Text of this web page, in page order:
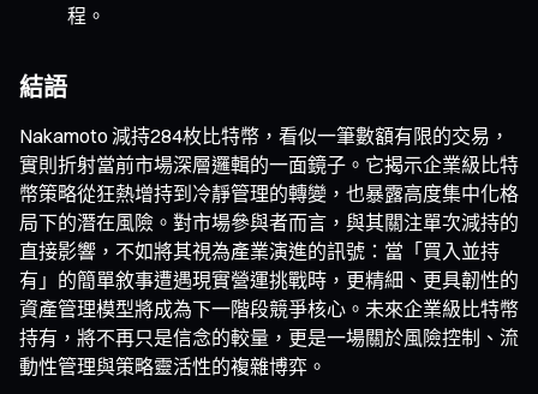
程。
結語
Nakamoto 減持284枚比特幣，看似一筆數額有限的交易，
實則折射當前市場深層邏輯的一面鏡子。它揭示企業級比特
幣策略從狂熱增持到冷靜管理的轉變，也暴露高度集中化格
局下的潛在風險。對市場參與者而言，與其關注單次減持的
直接影響，不如將其視為產業演進的訊號：當「買入並持
有」的簡單敘事遭遇現實營運挑戰時，更精細、更具韌性的
資產管理模型將成為下一階段競爭核心。未來企業級比特幣
持有，將不再只是信念的較量，更是一場關於風險控制、流
動性管理與策略靈活性的複雜博弈。